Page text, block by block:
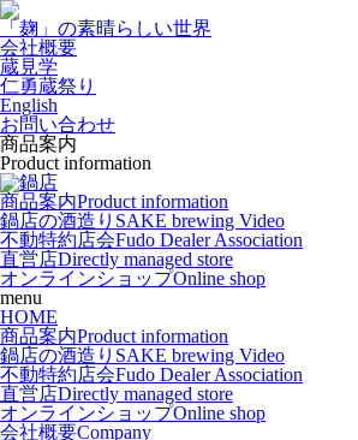
「麹」の素晴らしい世界
会社概要
蔵見学
仁勇蔵祭り
English
お問い合わせ
商品案内
Product information
商品案内Product information
鍋店の酒造り SAKE brewing Video
不動特約店会Fudo Dealer Association
直営店Directly managed store
オンラインショップOnline shop
menu
HOME
商品案内Product information
鍋店の酒造り SAKE brewing Video
不動特約店会Fudo Dealer Association
直営店Directly managed store
オンラインショップOnline shop
会社概要Company